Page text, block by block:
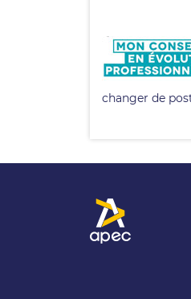
changer de